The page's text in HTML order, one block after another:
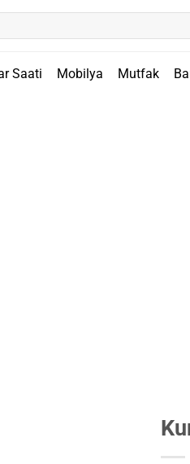
Saati Mobilya Mutfak